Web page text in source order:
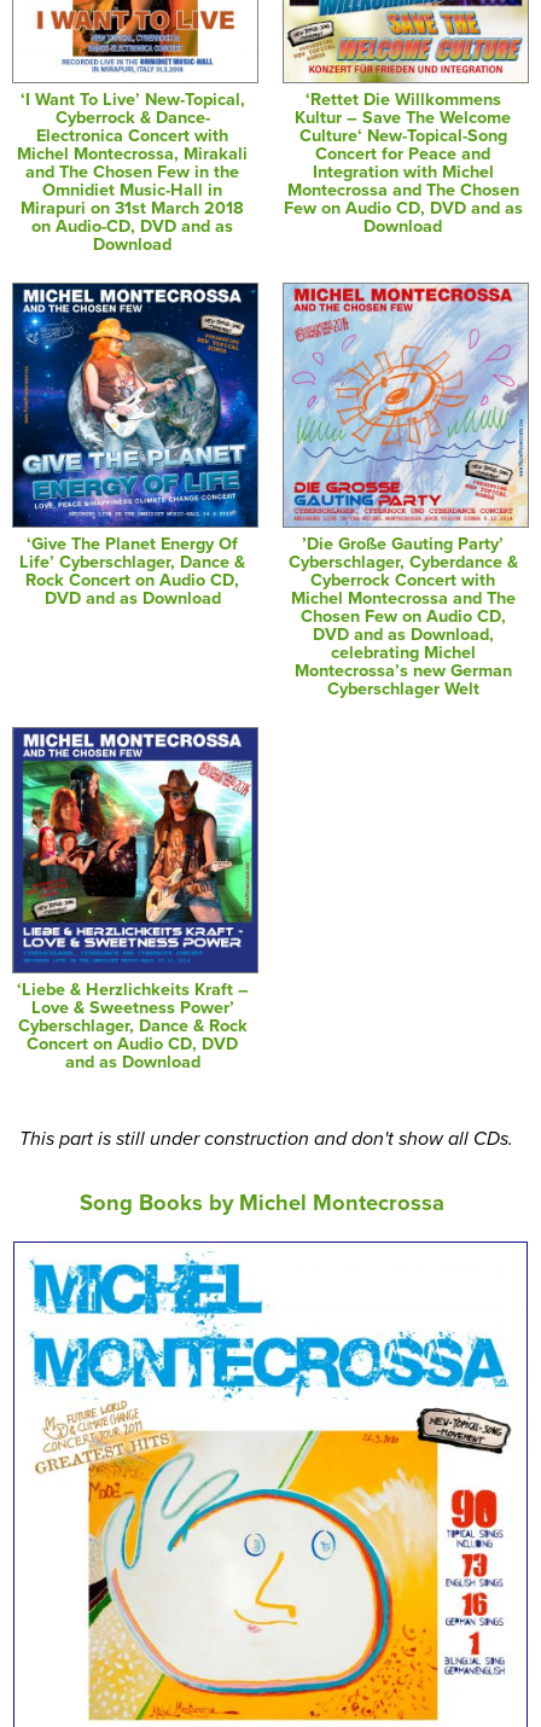
‘I Want To Live’ New-Topical,
Cyberrock & Dance-
Electronica Concert with
Michel Montecrossa, Mirakali
and The Chosen Few in the
Omnidiet Music-Hall in
Mirapuri on 31st March 2018
on Audio-CD, DVD and as
Download
‘Rettet Die Willkommens
Kultur – Save The Welcome
Culture‘ New-Topical-Song
Concert for Peace and
Integration with Michel
Montecrossa and The Chosen
Few on Audio CD, DVD and as
Download
‘Give The Planet Energy Of
Life’ Cyberschlager, Dance &
Rock Concert on Audio CD,
DVD and as Download
’Die Große Gauting Party’
Cyberschlager, Cyberdance &
Cyberrock Concert with
Michel Montecrossa and The
Chosen Few on Audio CD,
DVD and as Download,
celebrating Michel
Montecrossa’s new German
Cyberschlager Welt
‘Liebe & Herzlichkeits Kraft –
Love & Sweetness Power’
Cyberschlager, Dance & Rock
Concert on Audio CD, DVD
and as Download
This part is still under construction and don't show all CDs.
Song Books by Michel Montecrossa